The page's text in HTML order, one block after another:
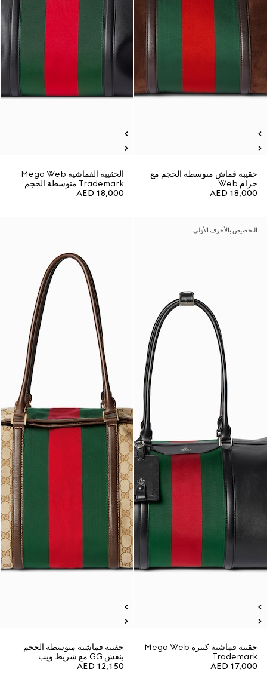
حقيبة قماش متوسطة الحجم مع
حزام Web
AED 18,000
الحقيبة القماشية Mega Web
Trademark متوسطة الحجم
AED 18,000
التخصيص بالأحرف الأولى
حقيبة قماشية كبيرة Mega Web
Trademark
AED 17,000
حقيبة قماشية متوسطة الحجم
بنقش GG مع شريط ويب
AED 12,150